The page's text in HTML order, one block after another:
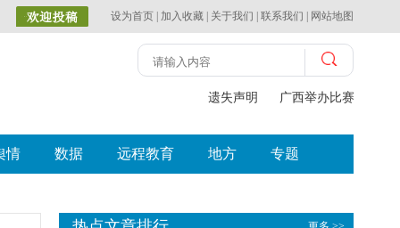
设为首页 加入收藏 关于我们 联系我们 网站地图
遗失声明 广西举办比赛探索中
情 数据 远程教育 地方 专题